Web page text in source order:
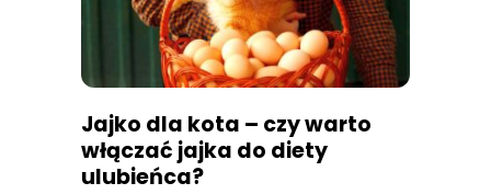
Jajko dla kota – czy warto
włączać jajka do diety
ulubieńca?